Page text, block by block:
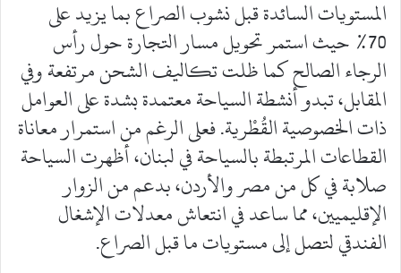
المستويات السائدة قبل نشوب الصراع بما يزيد على
70% حيث استمر تحويل مسار التجارة حول رأس
الرجاء الصالح كما ظلت تكاليف الشحن مرتفعة وفي
المقابل، تبدو أنشطة السياحة معتمدة بشدة على العوامل
ذات الخصوصية القُطْرية. فعلى الرغم من استمرار معاناة
القطاعات المرتبطة بالسياحة في لبنان، أظهرت السياحة
صلابة في كل من مصر والأردن، بدعم من الزوار
الإقليميين، مما ساعد في انتعاش معدلات الإشغال
الفندقي لتصل إلى مستويات ما قبل الصراع.